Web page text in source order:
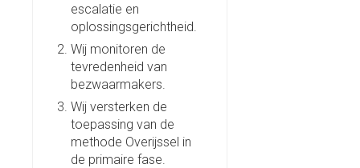
escalatie en
oplossingsgerichtheid.
Wij monitoren de
tevredenheid van
bezwaarmakers.
Wij versterken de
toepassing van de
methode Overijssel in
de primaire fase.